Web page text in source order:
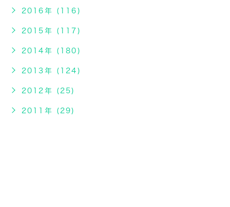
2016年 (116)
2015年 (117)
2014年 (180)
2013年 (124)
2012年 (25)
2011年 (29)